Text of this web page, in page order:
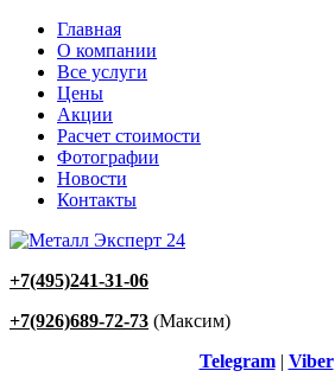
Главная
О компании
Все услуги
Цены
Акции
Расчет стоимости
Фотографии
Новости
Контакты
+7(495)241-31-06
+7(926)689-72-73 (Максим)
Telegram| Viber